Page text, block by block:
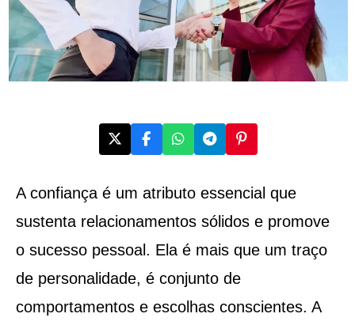
A confiança é um atributo essencial que
sustenta relacionamentos sólidos e promove
o sucesso pessoal. Ela é mais que um traço
de personalidade, é conjunto de
comportamentos e escolhas conscientes. A